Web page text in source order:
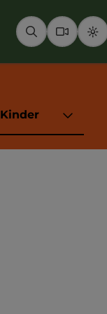
Suchen
Kinder